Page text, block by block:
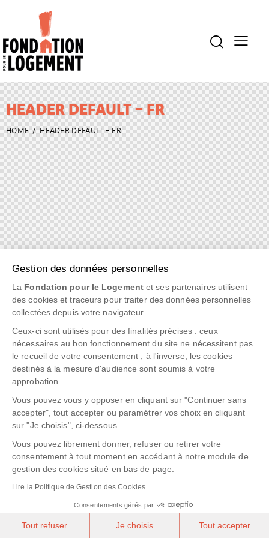
Gestion des données personnelles
La Fondation pour le Logementet ses partenaires utilisent
des cookies et traceurs pour traiter des données personnelles
collectées depuis votre navigateur.
Ceux-ci sont utilisés pour des finalités précises : ceux
nécessaires au bon fonctionnement du site ne nécessitent pas
le recueil de votre consentement ; à l'inverse, les cookies
destinés à la mesure d'audience sont soumis à votre
approbation.
Vous pouvez vous y opposer en cliquant sur "Continuer sans
accepter", tout accepter ou paramétrer vos choix en cliquant
sur "Je choisis", ci-dessous.
Vous pouvez librement donner, refuser ou retirer votre
consentement à tout moment en accédant à notre module de
gestion des cookies situé en bas de page.
Lire la Politique de Gestion des Cookies
Consentements gérés par
Tout refuser Je choisis Tout accepter
HEADER DEFAULT – FR
HOME HEADER DEFAULT – FR